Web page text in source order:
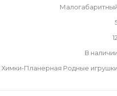
Малогабаритный
12
В наличии
Планерная Родные игрушки